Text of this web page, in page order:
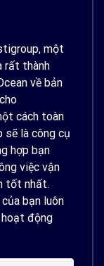
một
rất thành
về bản
cách toàn
sẽ là công cụ
hợp bạn
việc vận
tốt nhất.
bạn luôn
hoạt động